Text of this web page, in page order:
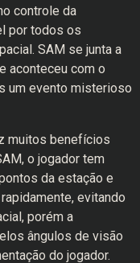
controle da
por todos os
SAM se junta a
aconteceu com o
um evento misterioso
muitos benefícios
o jogador tem
da estação e
evitando
porém a
ângulos de visão
do jogador.